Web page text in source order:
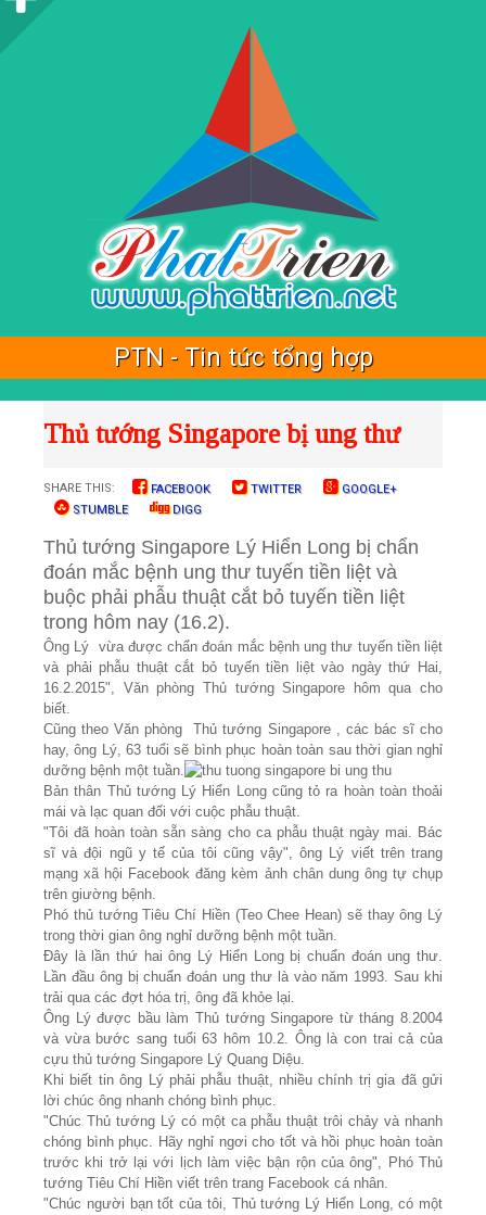
PTN - Tin tức tổng hợp
Thủ tướng Singapore bị ung thư
SHARE THIS: FACEBOOK TWITTER
GOOGLE+
STUMBLE
DIGG
Thủ tướng Singapore Lý Hiển Long bị chẩn
đoán mắc bệnh ung thư tuyến tiền liệt và
buộc phải phẫu thuật cắt bỏ tuyến tiền liệt
trong hôm nay (16.2).
Ông Lý vừa được chẩn đoán mắc bệnh ung thư tuyến tiền liệt
và phải phẫu thuật cắt bỏ tuyến tiền liệt vào ngày thứ Hai,
16.2.2015", Văn phòng Thủ tướng Singapore hôm qua cho
biết.
Cũng theo Văn phòng Thủ tướng Singapore , các bác sĩ cho
hay, ông Lý, 63 tuổi sẽ bình phục hoàn toàn sau thời gian nghỉ
dưỡng bệnh một tuần.
Bản thân Thủ tướng Lý Hiển Long cũng tỏ ra hoàn toàn thoải
mái và lạc quan đối với cuộc phẫu thuật.
"Tôi đã hoàn toàn sẵn sàng cho ca phẫu thuật ngày mai. Bác
sĩ và đội ngũ y tế của tôi cũng vậy", ông Lý viết trên trang
mạng xã hội Facebook đăng kèm ảnh chân dung ông tự chụp
trên giường bệnh.
Phó thủ tướng Tiêu Chí Hiền (Teo Chee Hean) sẽ thay ông Lý
trong thời gian ông nghỉ dưỡng bệnh một tuần.
Đây là lần thứ hai ông Lý Hiển Long bị chuẩn đoán ung thư.
Lần đầu ông bị chuẩn đoán ung thư là vào năm 1993. Sau khi
trải qua các đợt hóa trị, ông đã khỏe lại.
Ông Lý được bầu làm Thủ tướng Singapore từ tháng 8.2004
và vừa bước sang tuổi 63 hôm 10.2. Ông là con trai cả của
cựu thủ tướng Singapore Lý Quang Diệu.
Khi biết tin ông Lý phải phẫu thuật, nhiều chính trị gia đã gửi
lời chúc ông nhanh chóng bình phục.
"Chúc Thủ tướng Lý có một ca phẫu thuật trôi chảy và nhanh
chóng bình phục. Hãy nghỉ ngơi cho tốt và hồi phục hoàn toàn
trước khi trở lại với lịch làm việc bận rộn của ông", Phó Thủ
tướng Tiêu Chí Hiền viết trên trang Facebook cá nhân.
"Chúc người bạn tốt của tôi, Thủ tướng Lý Hiển Long, có một